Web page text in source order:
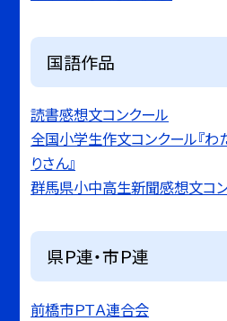
国語作品
読書感想文コンクール
全国小学生作文コンクール『わ
りさん』
群馬県小中高生新聞感想文コ
県Ｐ連・市Ｐ連
前橋市ＰＴＡ連合会